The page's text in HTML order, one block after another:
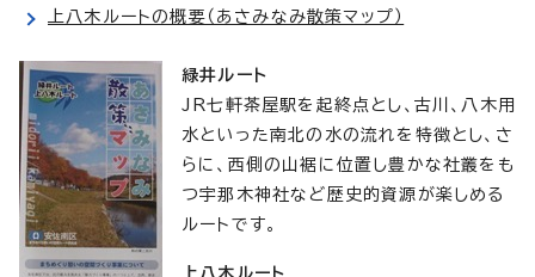
上八木ルートの概要（あさみなみ散策マップ）
緑井ルート
JR七軒茶屋駅を起終点とし、古川、八木用
水といった南北の水の流れを特徴とし、さ
らに、西側の山裾に位置し豊かな社叢をも
つ宇那木神社など歴史的資源が楽しめる
ルートです。